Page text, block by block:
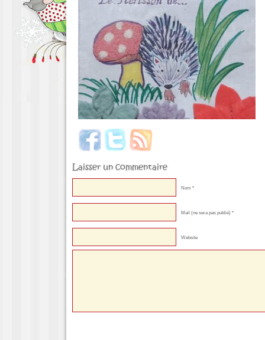
Laisser un commentaire
Nom *
Mail (ne sera pas publié) *
Website